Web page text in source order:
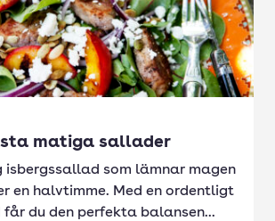
matiga sallader
isbergssallad som lämnar magen
en halvtimme. Med en ordentligt
du den perfekta balansen...